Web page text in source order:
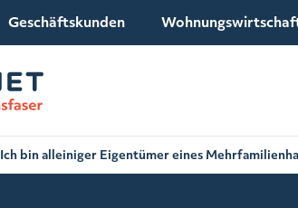
Geschäftskunden
Ich bin alleiniger Eigentümer eines